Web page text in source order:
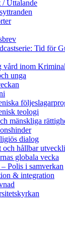
/ Uttalande
Tid för
vård inom
unga
teologi
mänskliga
dialog
och hållbar
globala vecka
Polis i samverkan
& integration